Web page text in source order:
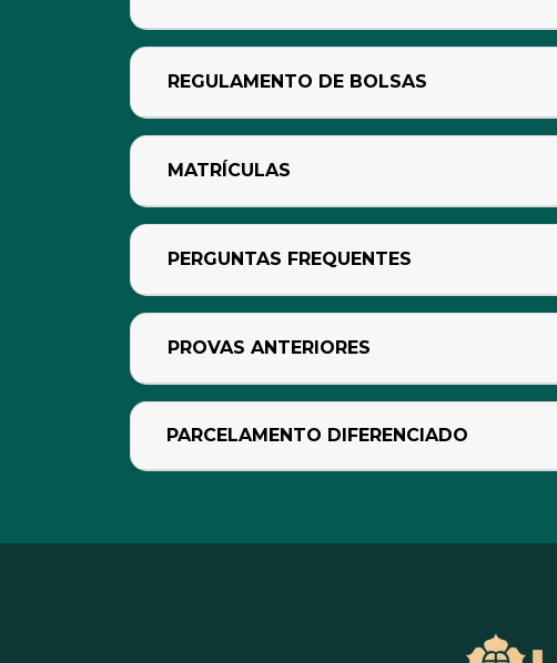
REGULAMENTO DE BOLSAS
MATRÍCULAS
PERGUNTAS FREQUENTES
PROVAS ANTERIORES
PARCELAMENTO DIFERENCIADO